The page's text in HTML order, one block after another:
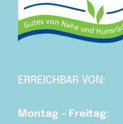
ERREICHBAR VON:
Montag – Freitag: